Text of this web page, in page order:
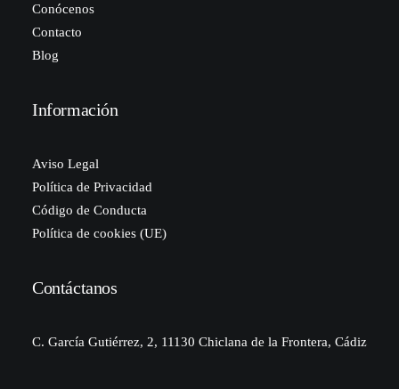
Conócenos
Contacto
Blog
Información
Aviso Legal
Política de Privacidad
Código de Conducta
Política de cookies (UE)
Contáctanos
C. García Gutiérrez, 2, 11130 Chiclana de la Frontera, Cádiz